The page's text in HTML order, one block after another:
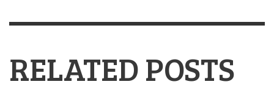
RELATED POSTS